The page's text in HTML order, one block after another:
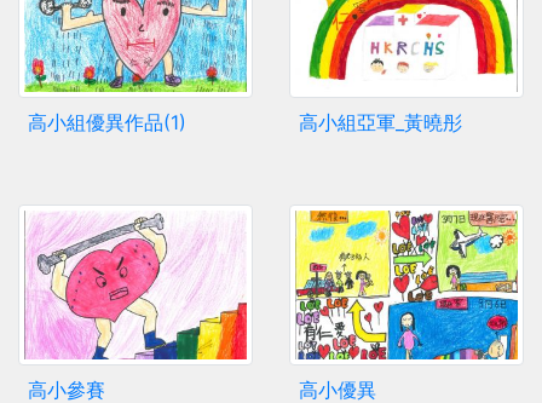
高小組優異作品(1) 高小組亞軍_黃曉彤
高小參賽 高小優異